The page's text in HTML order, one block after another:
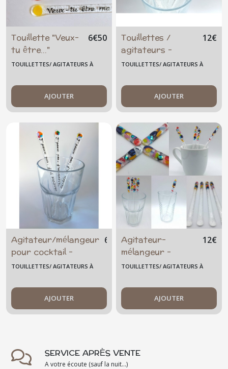
Touillette "Veux-
tu être..."
6€50
TOUILLETTES/ AGITATEURS À
AJOUTER
Touillettes /
agitateurs -
Grand modèle -
12€
TOUILLETTES/ AGITATEURS À
AJOUTER
Agitateur/mélangeur
pour cocktail -
"J'peux pas, j'ai
fusionné artisanal
6
TOUILLETTES/ AGITATEURS À
AJOUTER
Agitateur-
mélangeur -
cocktail -
jus - mojito -
grand - verre
fusionné - original
12€
TOUILLETTES/ AGITATEURS À
AJOUTER
SERVICE APRÈS VENTE
A votre écoute (sauf la nuit...)